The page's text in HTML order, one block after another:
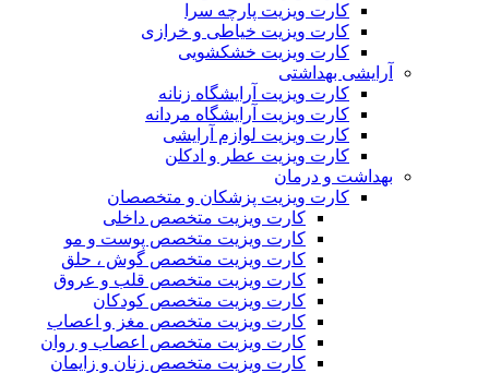
کارت ویزیت پارچه سرا
کارت ویزیت خیاطی و خرازی
کارت ویزیت خشکشویی
آرایشی بهداشتی
کارت ویزیت آرایشگاه زنانه
کارت ویزیت آرایشگاه مردانه
کارت ویزیت لوازم آرایشی
کارت ویزیت عطر و ادکلن
بهداشت و درمان
کارت ویزیت پزشکان و متخصصان
کارت ویزیت متخصص داخلی
کارت ویزیت متخصص پوست و مو
کارت ویزیت متخصص گوش ، حلق
کارت ویزیت متخصص قلب و عروق
کارت ویزیت متخصص کودکان
کارت ویزیت متخصص مغز و اعصاب
کارت ویزیت متخصص اعصاب و روان
کارت ویزیت متخصص زنان و زایمان